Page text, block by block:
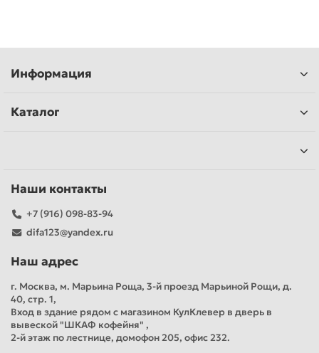
Информация
Каталог
Наши контакты
+7 (916) 098-83-94
difa123@yandex.ru
Наш адрес
г. Москва, м. Марьина Роща, 3-й проезд Марьиной Рощи, д.
40, стр. 1,
Вход в здание рядом с магазином КулКлевер в дверь в
вывеской "ШКАФ кофейня" ,
2-й этаж по лестнице, домофон 205, офис 232.